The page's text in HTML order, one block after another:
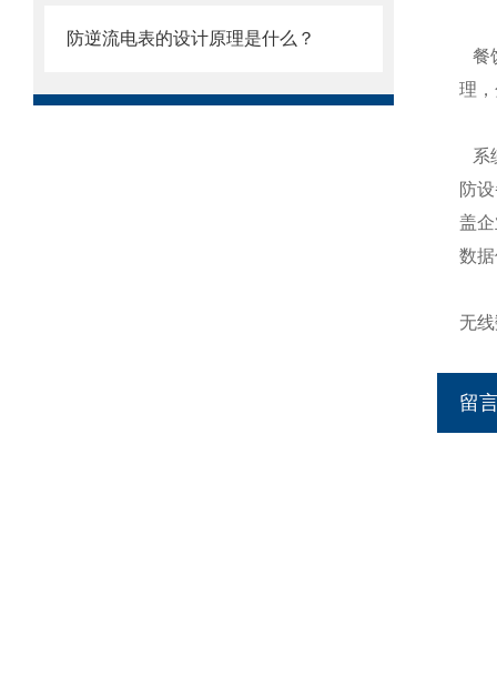
防逆流电表的设计原理是什么？
餐
理
系
防
盖
数
无
留